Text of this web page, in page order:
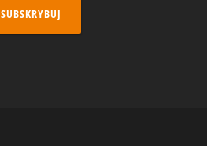
SUBSKRYBUJ